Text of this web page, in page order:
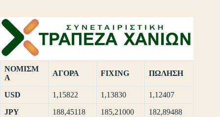
ΝΟΜΙΣΜ
Α
ΑΓΟΡΑ FIXING ΠΩΛΗΣΗ
USD 1,15822 1,13830 1,12407
JPY 188,45118 185,21000 182,89488